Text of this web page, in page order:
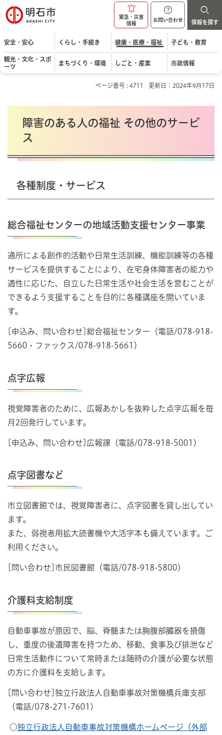
明石市
緊急・災害
情報
お問い合わせ 情報を探す
安全・安心 くらし・手続き 健康・医療・福祉 子ども・教育
観光・文化・スポ
ーツ
まちづくり・環境 しごと・産業 市政情報
ページ番号 : 4711 更新日：2024年9月17日
障害のある人の福祉 その他のサービ
ス
各種制度・サービス
総合福祉センターの地域活動支援センター事業
通所による創作的活動や日常生活訓練、機能訓練等の各種
サービスを提供することにより、在宅身体障害者の能力や
適性に応じた、自立した日常生活や社会生活を営むことが
できるよう支援することを目的に各種講座を開いていま
す。
[申込み、問い合わせ]総合福祉センター（電話/078-918-
5660・ファックス/078-918-5661）
点字広報
視覚障害者のために、広報あかしを抜粋した点字広報を毎
月2回発行しています。
[申込み、問い合わせ]広報課（電話/078-918-5001）
点字図書など
市立図書館では、視覚障害者に、点字図書を貸し出してい
ます。
また、弱視者用拡大読書機や大活字本も備えています。ご
利用ください。
[問い合わせ]市民図書館（電話/078-918-5800）
介護料支給制度
自動車事故が原因で、脳、脊髄または胸腹部臓器を損傷
し、重度の後遺障害を持つため、移動、食事及び排泄など
日常生活動作について常時または随時の介護が必要な状態
の方に介護料を支給します。
[問い合わせ]独立行政法人自動車事故対策機構兵庫支部
（電話/078-271-7601）
○独立行政法人自動車事故対策機構ホームページ（外部